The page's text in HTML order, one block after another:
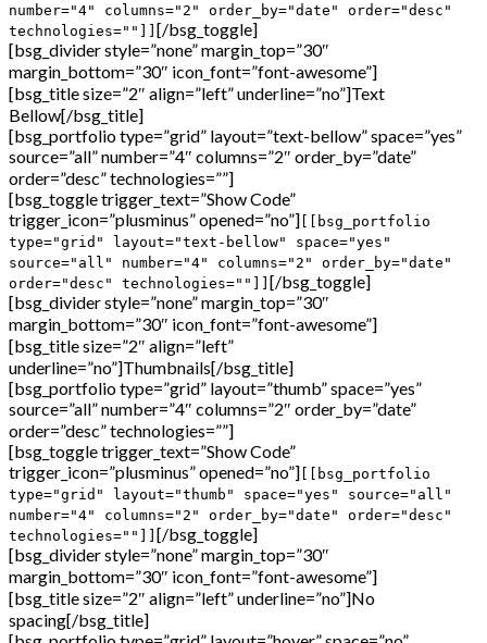
number="4" columns="2" order_by="date" order="desc"
technologies=""]] [/bsg_toggle]
[bsg_divider style=”none” margin_top=”30″
margin_bottom=”30″ icon_font=”font-awesome”]
[bsg_title size=”2″ align=”left” underline=”no”]Text
Bellow[/bsg_title]
[bsg_portfolio type=”grid” layout=”text-bellow” space=”yes”
source=”all” number=”4″ columns=”2″ order_by=”date”
order=”desc” technologies=””]
[bsg_toggle trigger_text=”Show Code”
trigger_icon=”plusminus” opened=”no”] [[bsg_portfolio
type="grid" layout="text-bellow" space="yes"
source="all" number="4" columns="2" order_by="date"
order="desc" technologies=""]] [/bsg_toggle]
[bsg_divider style=”none” margin_top=”30″
margin_bottom=”30″ icon_font=”font-awesome”]
[bsg_title size=”2″ align=”left”
underline=”no”]Thumbnails[/bsg_title]
[bsg_portfolio type=”grid” layout=”thumb” space=”yes”
source=”all” number=”4″ columns=”2″ order_by=”date”
order=”desc” technologies=””]
[bsg_toggle trigger_text=”Show Code”
trigger_icon=”plusminus” opened=”no”] [[bsg_portfolio
type="grid" layout="thumb" space="yes" source="all"
number="4" columns="2" order_by="date" order="desc"
technologies=""]] [/bsg_toggle]
[bsg_divider style=”none” margin_top=”30″
margin_bottom=”30″ icon_font=”font-awesome”]
[bsg_title size=”2″ align=”left” underline=”no”]No
spacing[/bsg_title]